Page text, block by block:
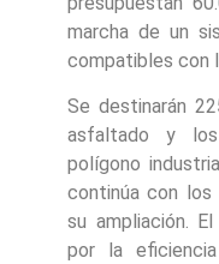
marcha de un
compatibles con
Se destinarán
asfaltado y los
polígono
continúa con los
su ampliación.
por la